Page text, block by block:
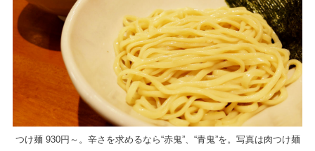
つけ麺 930円～。辛さを求めるなら“赤鬼”、“青鬼”を。写真は肉つけ麺